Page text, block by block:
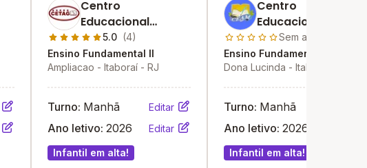
Centro
Educacional
Telnuza Alves
Galvao
5.0 (4)
Ensino Fundamental II
Ampliacao - Itaboraí - RJ
Turno: Manhã Editar
Ano letivo: 2026 Editar
Infantil em alta!
Centro
Educacional Antas
Marques
Sem avaliações
Ensino Fundamental II
Dona Lucinda - Itaboraí - RJ
Turno: Manhã
Ano letivo: 2026
Infantil em alta!